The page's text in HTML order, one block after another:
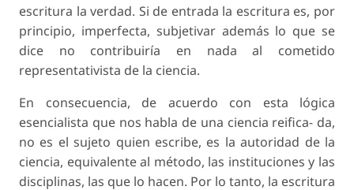
escritura la verdad. Si de entrada la escritura es, por
principio, imperfecta, subjetivar además lo que se
dice no contribuiría en nada al cometido
representativista de la ciencia.
En consecuencia, de acuerdo con esta lógica
esencialista que nos habla de una ciencia reifica- da,
no es el sujeto quien escribe, es la autoridad de la
ciencia, equivalente al método, las instituciones y las
disciplinas, las que lo hacen. Por lo tanto, la escritura